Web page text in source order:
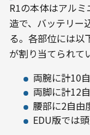
R1の本体はアル
造で、バッテリー
る。各部位には以
が割り当てられて
両腕に計10
両脚に計12
腰部に2自由
EDU版では